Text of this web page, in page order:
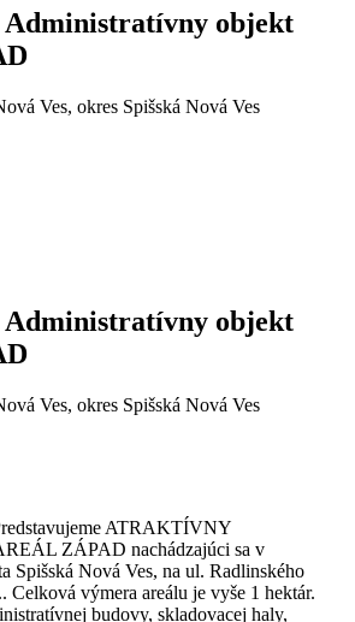
objekt
Ves, okres Spišská Nová Ves
objekt
Ves, okres Spišská Nová Ves
ATRAKTÍVNY
ZÁPAD nachádzajúci sa v
Spišská Nová Ves, na ul. Radlinského
Celková výmera areálu je vyše 1 hektár.
budovy, skladovacej haly,